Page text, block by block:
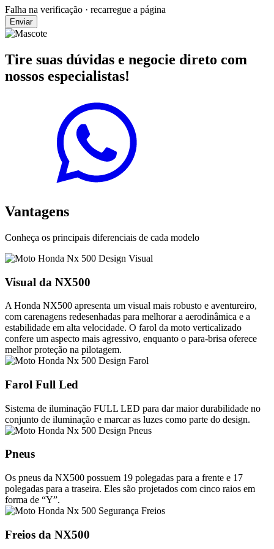
Falha na verificação · recarregue a página
Enviar
Tire suas dúvidas e negocie direto com
nossos especialistas!
Vantagens
Conheça os principais diferenciais de cada modelo
Visual da NX500
A Honda NX500 apresenta um visual mais robusto e aventureiro,
com carenagens redesenhadas para melhorar a aerodinâmica e a
estabilidade em alta velocidade. O farol da moto verticalizado
confere um aspecto mais agressivo, enquanto o para-brisa oferece
melhor proteção na pilotagem.
Farol Full Led
Sistema de iluminação FULL LED para dar maior durabilidade no
conjunto de iluminação e marcar as luzes como parte do design.
Pneus
Os pneus da NX500 possuem 19 polegadas para a frente e 17
polegadas para a traseira. Eles são projetados com cinco raios em
forma de “Y”.
Freios da NX500